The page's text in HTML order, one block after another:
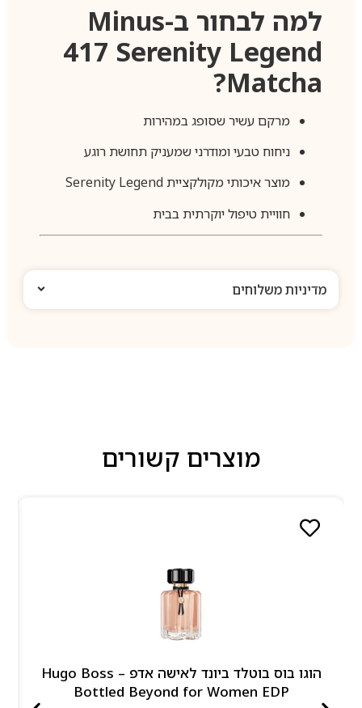
למה לבחור ב-Minus
417 Serenity Legend
Matcha?
מרקם עשיר שסופג במהירות
ניחוח טבעי ומודרני שמעניק תחושת רוגע
מוצר איכותי מקולקציית Serenity Legend
חוויית טיפול יוקרתית בבית
מדיניות משלוחים
מוצרים קשורים
הוגו בוס בוטלד ביונד לאישה אדפ – Hugo Boss
Bottled Beyond for Women EDP